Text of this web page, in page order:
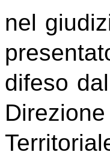
nel
difeso